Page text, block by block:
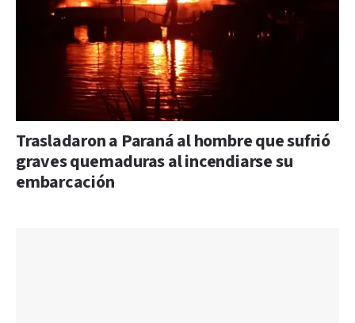
Trasladaron a Paraná al hombre que sufrió
graves quemaduras al incendiarse su
embarcación